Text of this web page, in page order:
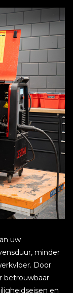
uw
minder
Door
betrouwbaar
en